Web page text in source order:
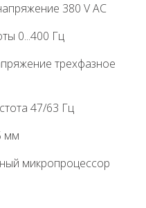
380 V AC
0...400 Гц
трехфазное
47/63 Гц
мм
микропроцессор